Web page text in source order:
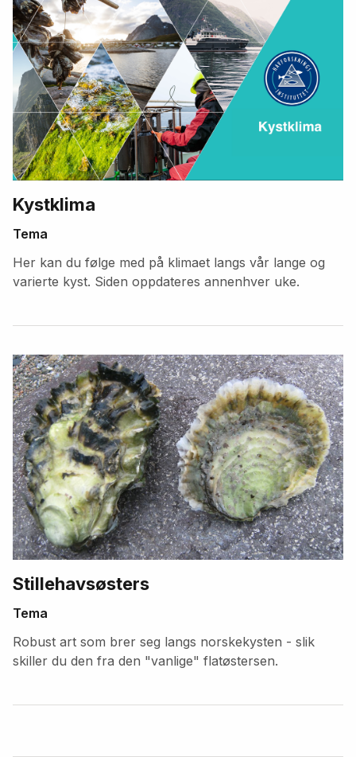
Kystklima
Tema
Her kan du følge med på klimaet langs vår lange og
varierte kyst. Siden oppdateres annenhver uke.
Stillehavsøsters
Tema
Robust art som brer seg langs norskekysten - slik
skiller du den fra den "vanlige" flatøstersen.